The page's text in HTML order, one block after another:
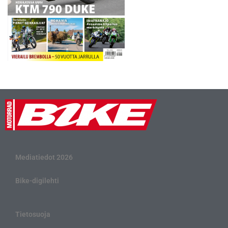
Mediatiedot 2026
Bike-digilehti
Tietosuoja